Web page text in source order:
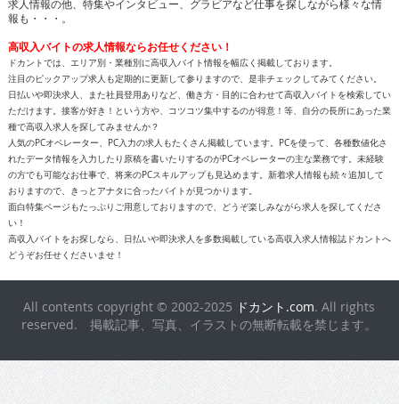
求人情報の他、特集やインタビュー、グラビアなど仕事を探しながら様々な情
報も・・・。
高収入バイトの求人情報ならお任せください！
ドカントでは、エリア別・業種別に高収入バイト情報を幅広く掲載しております。
注目のピックアップ求人も定期的に更新して参りますので、是非チェックしてみてください。
日払いや即決求人、また社員登用ありなど、働き方・目的に合わせて高収入バイトを検索してい
ただけます。接客が好き！という方や、コツコツ集中するのが得意！等、自分の長所にあった業
種で高収入求人を探してみませんか？
人気のPCオペレーター、PC入力の求人もたくさん掲載しています。PCを使って、各種数値化さ
れたデータ情報を入力したり原稿を書いたりするのがPCオペレーターの主な業務です。未経験
の方でも可能なお仕事で、将来のPCスキルアップも見込めます。新着求人情報も続々追加して
おりますので、きっとアナタに合ったバイトが見つかります。
面白特集ページもたっぷりご用意しておりますので、どうぞ楽しみながら求人を探してくださ
い！
高収入バイトをお探しなら、日払いや即決求人を多数掲載している高収入求人情報誌ドカントへ
どうぞお任せくださいませ！
All contents copyright © 2002-2025 ドカント.com. All rights
reserved. 掲載記事、写真、イラストの無断転載を禁じます。